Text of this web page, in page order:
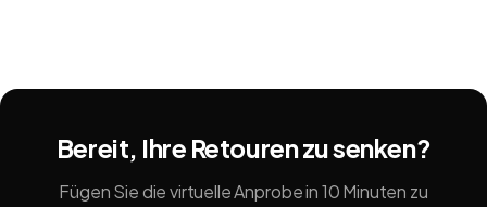
Bereit, Ihre Retouren zu senken?
Fügen Sie die virtuelle Anprobe in 10 Minuten zu